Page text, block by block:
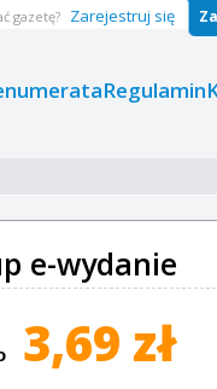
Regulamin
gazetę? Zarejestruj się
e-wydanie
3,69 zł